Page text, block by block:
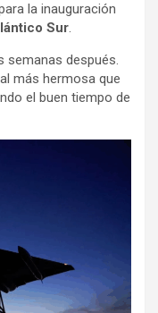
la inauguración
Sur.
semanas después.
más hermosa que
el buen tiempo de